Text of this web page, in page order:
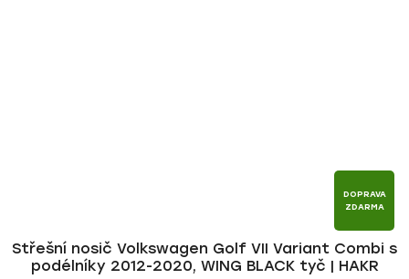
DOPRAVA
ZDARMA
Střešní nosič Volkswagen Golf VII Variant Combi s
podélníky 2012-2020, WING BLACK tyč | HAKR